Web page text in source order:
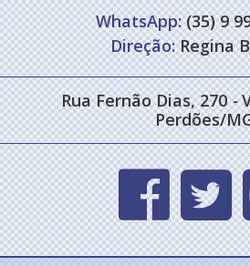
WhatsApp:(35) 9
Direção:Regina
Rua Fernão Dias, 270-
Perdões/